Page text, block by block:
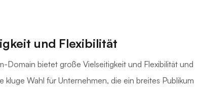
und Flexibilität
Domain bietet große Vielseitigkeit und Flexibilität und
kluge Wahl für Unternehmen, die ein breites Publikum